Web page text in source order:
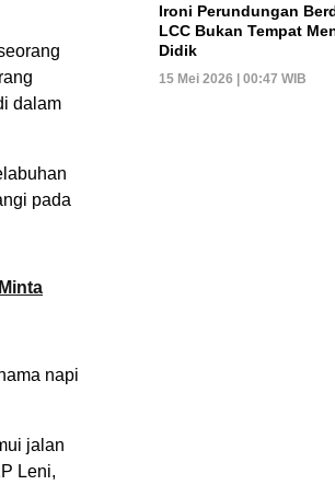
dalam
pada
napi
jalan
Leni,
Ironi Perundungan
LCC Bukan Tempat
Didik
15 Mei 2026 | 00:47 WIB